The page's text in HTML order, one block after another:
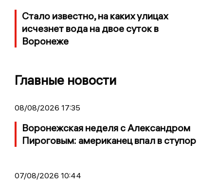
Стало известно, на каких улицах
исчезнет вода на двое суток в
Воронеже
Главные новости
08/08/2026 17:35
Воронежская неделя с Александром
Пироговым: американец впал в ступор
07/08/2026 10:44